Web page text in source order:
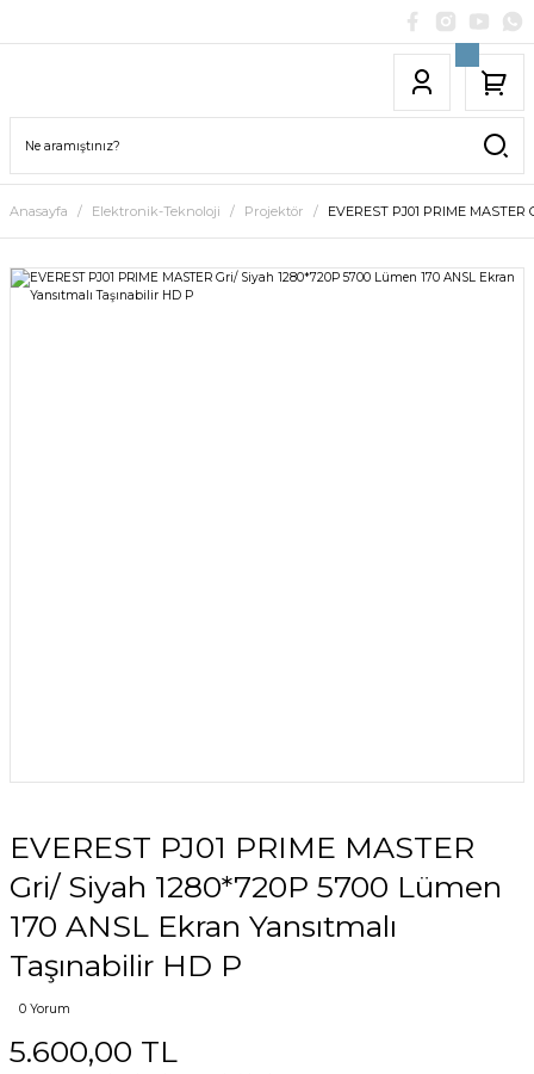
Anasayfa Elektronik-Teknoloji Projektör EVEREST PJ01 PRIME
EVEREST PJ01 PRIME MASTER
Gri/ Siyah 1280*720P 5700 Lümen
170 ANSL Ekran Yansıtmalı
Taşınabilir HD P
0 Yorum
5.600,00 TL